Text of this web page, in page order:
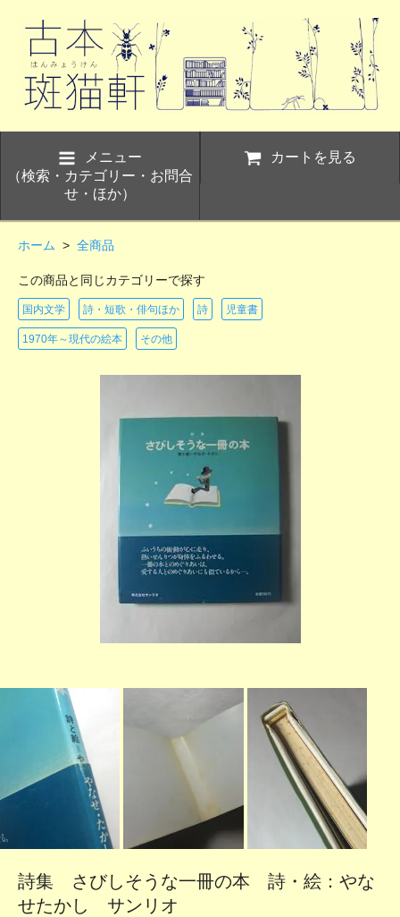
メニュー
（検索・カテゴリー・お問合
せ・ほか）
カートを見る
ホーム > 全商品
この商品と同じカテゴリーで探す
国内文学 詩・短歌・俳句ほか 詩 児童書
1970年～現代の絵本 その他
詩集 さびしそうな一冊の本 詩・絵：やな
せたかし サンリオ